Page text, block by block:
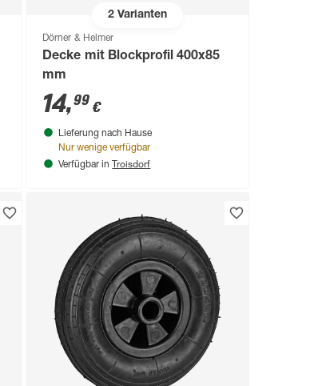
2 Varianten
Dörner & Helmer
Decke mit Blockprofil 400x85
mm
14,99 €
Lieferung nach Hause
Nur wenige verfügbar
Verfügbar in Troisdorf